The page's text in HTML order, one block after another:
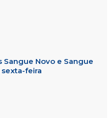
Novo e Sangue
feira